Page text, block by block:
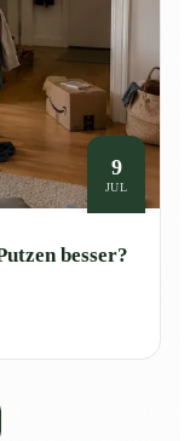
9
JUL
besser?